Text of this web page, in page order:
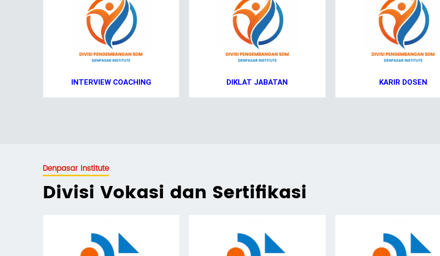
INTERVIEW COACHING DIKLAT JABATAN KARIR DOSEN
Denpasar Institute
Divisi Vokasi dan Sertifikasi